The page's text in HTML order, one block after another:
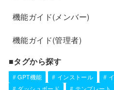
機能ガイド(メンバー)
機能ガイド(管理者)
■タグから探す
GPT機能 インストール